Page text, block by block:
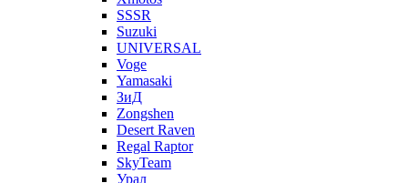
SSSR
Suzuki
UNIVERSAL
Voge
Yamasaki
ЗиД
Zongshen
Desert Raven
Regal Raptor
SkyTeam
Урал